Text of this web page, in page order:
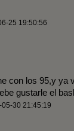
25 19:50:56
con los 95,y ya
gustarle el
30 21:45:19